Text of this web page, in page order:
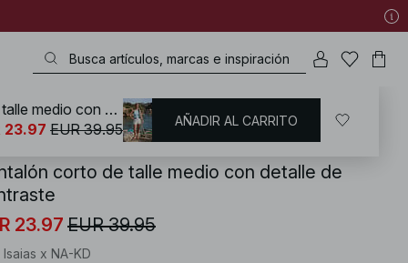
/ Ropa de verano
corto de talle medio con detalle de
23.97 EUR 39.95
Isaias x NA-KD
Pantalón corto de talle medio con detalle de contraste
23.97 EUR 39.95 AÑADIR AL CARRITO